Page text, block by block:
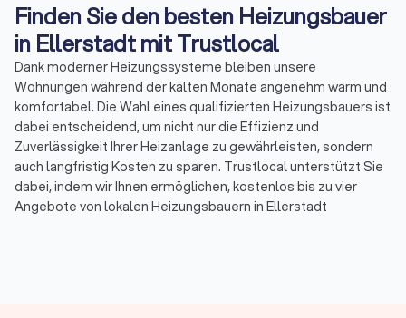
Finden Sie den besten Heizungsbauer
in Ellerstadt mit Trustlocal
Dank moderner Heizungssysteme bleiben unsere
Wohnungen während der kalten Monate angenehm warm und
komfortabel. Die Wahl eines qualifizierten Heizungsbauers ist
dabei entscheidend, um nicht nur die Effizienz und
Zuverlässigkeit Ihrer Heizanlage zu gewährleisten, sondern
auch langfristig Kosten zu sparen. Trustlocal unterstützt Sie
dabei, indem wir Ihnen ermöglichen, kostenlos bis zu vier
Angebote von lokalen Heizungsbauern in Ellerstadt